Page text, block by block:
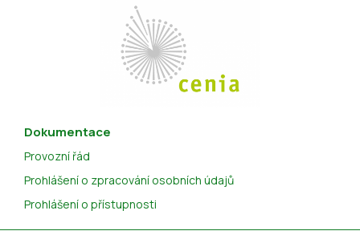
Dokumentace
Provozní řád
Prohlášení o zpracování osobních údajů
Prohlášení o přístupnosti